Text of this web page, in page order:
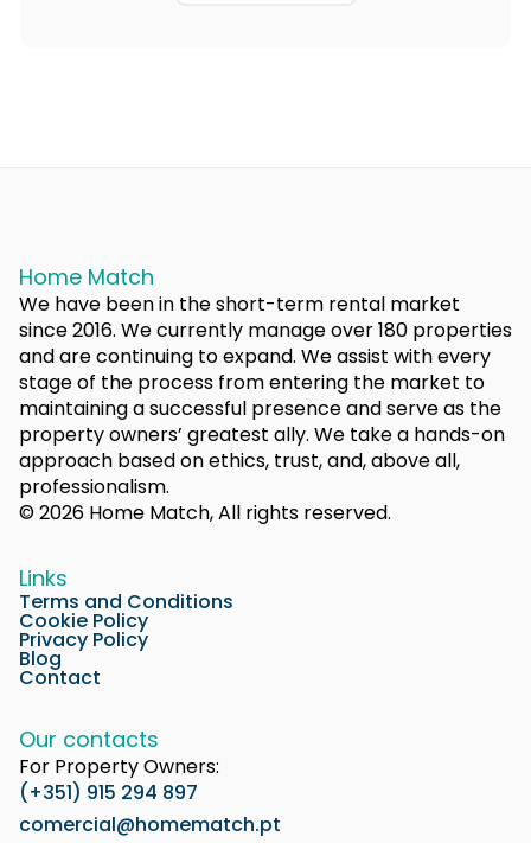
Home Match
We have been in the short-term rental market
since 2016. We currently manage over 180 properties
and are continuing to expand. We assist with every
stage of the process from entering the market to
maintaining a successful presence and serve as the
property owners’ greatest ally. We take a hands-on
approach based on ethics, trust, and, above all,
professionalism.
© 2026 Home Match, All rights reserved.
Links
Terms and Conditions
Cookie Policy
Privacy Policy
Blog
Contact
Our contacts
For Property Owners:
(+351) 915 294 897
comercial@homematch.pt